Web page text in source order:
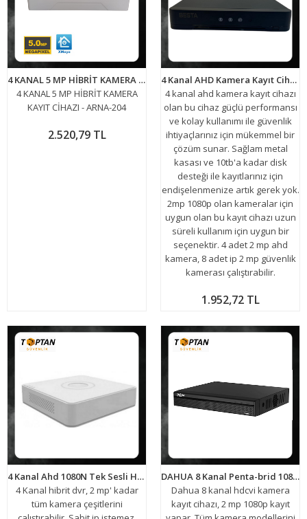
4 KANAL 5 MP HİBRİT KAMERA KAYIT CİHAZI - ARNA-204
4 KANAL 5 MP HİBRİT KAMERA
KAYIT CİHAZI - ARNA-204
2.520,79 TL
4 Kanal AHD Kamera Kayıt Cihazı Xmeye ARN-1704HD
4 kanal ahd kamera kayıt cihazı
olan bu cihaz güçlü performansı
ve kolay kullanımı ile güvenlik
ihtiyaçlarınız için mükemmel bir
çözüm sunar. Sağlam metal
kasası ve 10tb'a kadar disk
desteği ile kayıtlarınız için
endişelenmenize artık gerek yok.
2mp 1080p olan kameralar için
uygun olan bu kayıt cihazı uzun
süreli kullanım için uygun bir
seçenektir. 4 adet 2 mp ahd
kamera, 8 adet ip 2 mp güvenlik
kamerası çalıştırabilir.
1.952,72 TL
4 Kanal Ahd 1080N Tek Sesli Hibrit Dvr Xmeye Kamera Kayıt Cihazı ARNA-4042
4 Kanal hibrit dvr, 2 mp' kadar
tüm kamera çeşitlerini
DAHUA 8 Kanal Penta-brid 1080P Kompakt 1U Dijital Video Kaydedici XVR5108HS-X
Dahua 8 kanal hdcvi kamera
kayıt cihazı, 2 mp 1080p kayıt